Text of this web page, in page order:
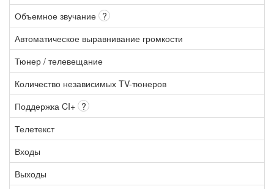
Объемное звучание ?
Автоматическое выравнивание громкости
Тюнер / телевещание
Количество независимых TV-тюнеров
Поддержка CI+ ?
Телетекст
Входы
Выходы